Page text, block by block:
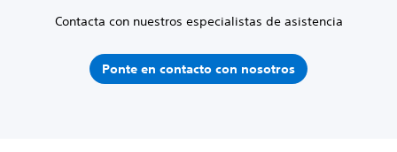
Contacta con nuestros especialistas de asistencia
Ponte en contacto con nosotros